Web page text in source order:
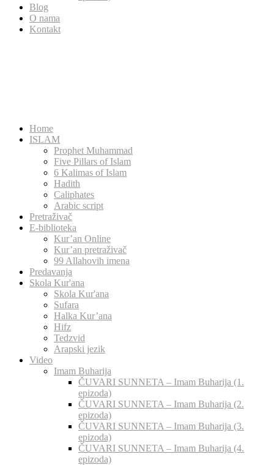
Blog
O nama
Kontakt
Home
ISLAM
Prophet Muhammad
Five Pillars of Islam
6 Kalimas of Islam
Hadith
Caliphates
Arabic script
Pretraživač
E-biblioteka
Kur’an Online
Kur’an pretraživač
99 Allahovih imena
Predavanja
Skola Kur'ana
Skola Kur'ana
Sufara
Halka Kur’ana
Hifz
Tedzvid
Arapski jezik
Video
Imam Buharija
ČUVARI SUNNETA – Imam Buharija (1.
epizoda)
ČUVARI SUNNETA – Imam Buharija (2.
epizoda)
ČUVARI SUNNETA – Imam Buharija (3.
epizoda)
ČUVARI SUNNETA – Imam Buharija (4.
epizoda)